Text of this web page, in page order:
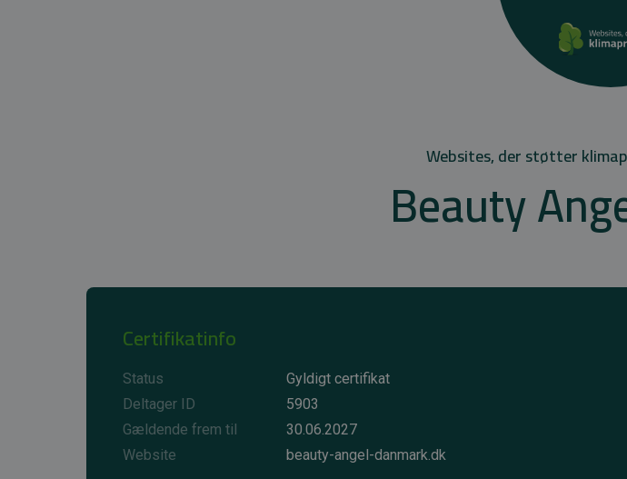
Websites, der støtter
Beauty
Certifikatinfo
Status
Gyldigt certifikat
Deltager ID
5903
Gældende frem til
30.06.2027
Website
beauty-angel-danmark.dk